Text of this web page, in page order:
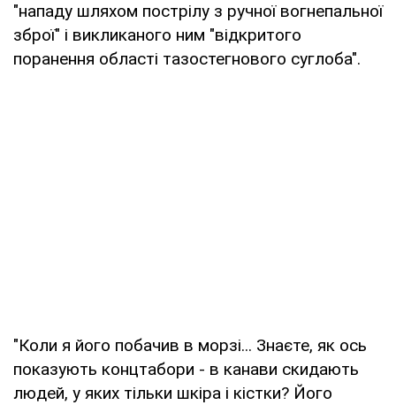
"нападу шляхом пострілу з ручної вогнепальної
зброї" і викликаного ним "відкритого
поранення області тазостегнового суглоба".
"Коли я його побачив в морзі... Знаєте, як ось
показують концтабори - в канави скидають
людей, у яких тільки шкіра і кістки? Його